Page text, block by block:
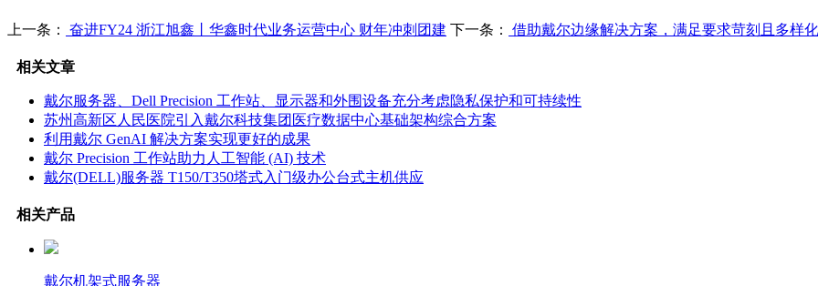
上一条： 奋进FY24 浙江旭鑫丨华鑫时代业务运营中心 财年冲刺团建 下一条： 借助戴尔边缘解决方案，满足要求苛刻且多样
相关文章
戴尔服务器、Dell Precision 工作站、显示器和外围设备充分考虑隐私保护和可持续性
苏州高新区人民医院引入戴尔科技集团医疗数据中心基础架构综合方案
利用戴尔 GenAI 解决方案实现更好的成果
戴尔 Precision 工作站助力人工智能 (AI) 技术
戴尔(DELL)服务器 T150/T350塔式入门级办公台式主机供应
相关产品
戴尔机架式服务器